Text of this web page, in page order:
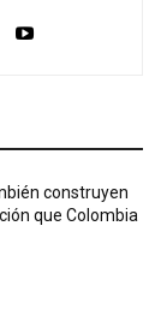
construyen
que Colombia